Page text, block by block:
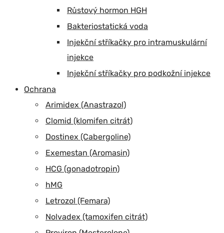
Růstový hormon HGH
Bakteriostatická voda
Injekční stříkačky pro intramuskulární
injekce
Injekční stříkačky pro podkožní injekce
Ochrana
Arimidex (Anastrazol)
Clomid (klomifen citrát)
Dostinex (Cabergoline)
Exemestan (Aromasin)
HCG (gonadotropin)
hMG
Letrozol (Femara)
Nolvadex (tamoxifen citrát)